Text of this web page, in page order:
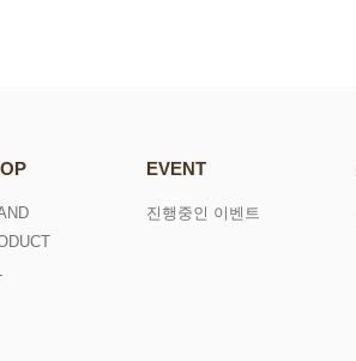
EVENT
진행중인 이벤트